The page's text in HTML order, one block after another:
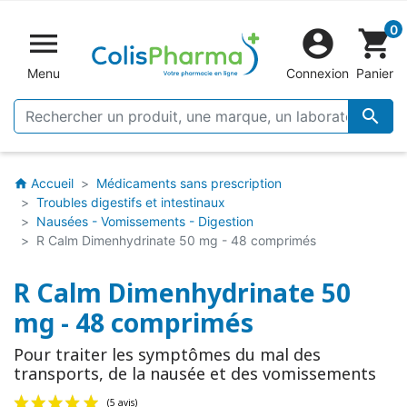

Menu


Connexion
shopping_cart0
Panier
home Accueil
Médicaments sans prescription
Troubles digestifs et intestinaux
Nausées - Vomissements - Digestion
R Calm Dimenhydrinate 50 mg - 48 comprimés
R Calm Dimenhydrinate 50
mg - 48 comprimés
Pour traiter les symptômes du mal des
transports, de la nausée et des vomissements